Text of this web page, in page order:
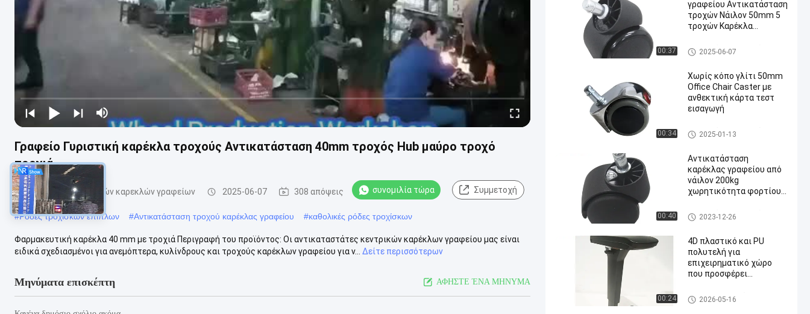
Γραφείο Γυριστική καρέκλα τροχούς Αντικατάσταση 40mm τροχός Hub μαύρο τροχό
τροχιά
αντικατάσταση ροδών καρεκλών γραφείων 2025-06-07 308 απόψεις συνομιλία τώρα Συμμετοχή
#Ρόδες τροχίσκων επίπλων #Αντικατάσταση τροχού καρέκλας γραφείου #καθολικές ρόδες τροχίσκων
Φαρμακευτική καρέκλα 40 mm με τροχιά Περιγραφή του προϊόντος: Οι αντικαταστάτες κεντρικών καρέκλων γραφείου μας είναι
ειδικά σχεδιασμένοι για ανεμόπτερα, κυλίνδρους και τροχούς καρέκλων γραφείου για ν...
Δείτε περισσότερων
Μηνύματα επισκέπτη ΑΦΗΣΤΕ ΈΝΑ ΜΗΝΥΜΑ
00:37
γραφείου Αντικατάσταση
τροχών Νάιλον 50mm 5
τροχών Καρέκλα
αντικατάσταση ροδών καρε
κλών γραφείων
2025-06-07
00:34
Χωρίς κόπο γλίτι 50mm
Office Chair Caster με
ανθεκτική κάρτα τεστ
εισαγωγή
αντικατάσταση ροδών καρε
κλών γραφείων
2025-01-13
00:40
Αντικατάσταση
καρέκλας γραφείου από
νάιλον 200kg
χωρητικότητα φορτίου
τροχός
αντικατάσταση ροδών καρε
κλών γραφείων
2023-12-26
00:24
4D πλαστικό και PU
πολυτελή για
επιχειρηματικό χώρο
που προσφέρει
armrest καρεκλών γραφείων
αντικατάσταση
2026-05-16